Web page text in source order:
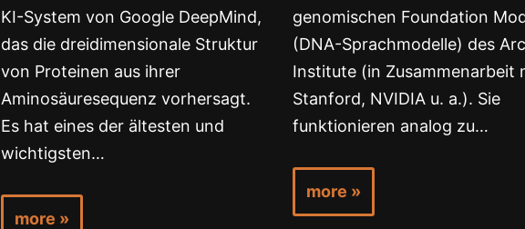
KI-System von Google DeepMind,
das die dreidimensionale Struktur
von Proteinen aus ihrer
Aminosäuresequenz vorhersagt.
Es hat eines der ältesten und
wichtigsten…
more »
genomischen Foundation
(DNA-Sprachmodelle) des
Institute (in Zusammenarbeit
Stanford, NVIDIA u. a.). Sie
funktionieren analog zu…
more »